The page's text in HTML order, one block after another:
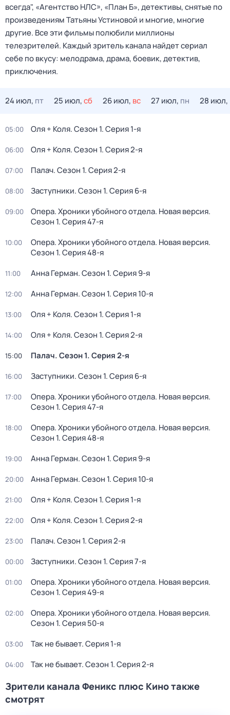
всегда", «Агентство НЛС», «План Б», детективы, снятые по
произведениям Татьяны Устиновой и многие, многие
другие. Все эти фильмы полюбили миллионы
телезрителей. Каждый зритель канала найдет сериал
себе по вкусу: мелодрама, драма, боевик, детектив,
приключения.
24 июл, пт 25 июл,сб 26 июл, вс 27 июл, пн 28 июл,
05:00 Оля + Коля. Сезон 1. Серия 1-я
06:00 Оля + Коля. Сезон 1. Серия 2-я
07:00 Палач. Сезон 1. Серия 2-я
08:00 Заступники. Сезон 1. Серия 6-я
09:00 Опера. Хроники убойного отдела. Новая версия.
Сезон 1. Серия 47-я
10:00 Опера. Хроники убойного отдела. Новая версия.
Сезон 1. Серия 48-я
11:00 Анна Герман. Сезон 1. Серия 9-я
12:00 Анна Герман. Сезон 1. Серия 10-я
13:00 Оля + Коля. Сезон 1. Серия 1-я
14:00 Оля + Коля. Сезон 1. Серия 2-я
15:00 Палач. Сезон 1. Серия 2-я
16:00 Заступники. Сезон 1. Серия 6-я
17:00 Опера. Хроники убойного отдела. Новая версия.
Сезон 1. Серия 47-я
18:00 Опера. Хроники убойного отдела. Новая версия.
Сезон 1. Серия 48-я
19:00 Анна Герман. Сезон 1. Серия 9-я
20:00 Анна Герман. Сезон 1. Серия 10-я
21:00 Оля + Коля. Сезон 1. Серия 1-я
22:00 Оля + Коля. Сезон 1. Серия 2-я
23:00 Палач. Сезон 1. Серия 2-я
00:00 Заступники. Сезон 1. Серия 7-я
01:00 Опера. Хроники убойного отдела. Новая версия.
Сезон 1. Серия 49-я
02:00 Опера. Хроники убойного отдела. Новая версия.
Сезон 1. Серия 50-я
03:00 Так не бывает. Серия 1-я
04:00 Так не бывает. Сезон 1. Серия 2-я
Зрители канала Феникс плюс Кино также
смотрят